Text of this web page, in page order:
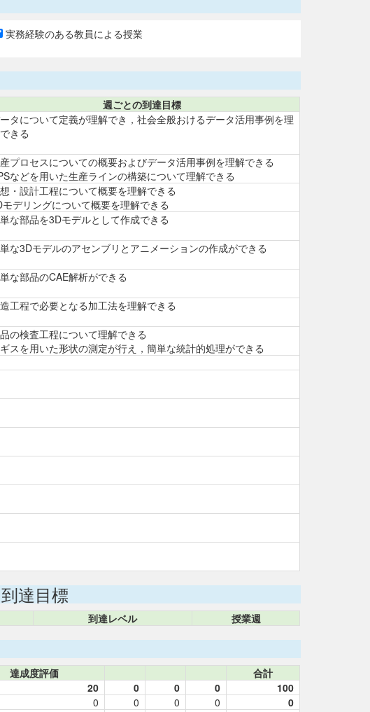
実務経験のある教員による授業
週ごとの到達目標
タについて定義が理解でき，社会全般おけるデータ活用事例を理
きる
プロセスについての概要およびデータ活用事例を理解できる
などを用いた生産ラインの構築について理解できる
・設計工程について概要を理解できる
モデリングについて概要を理解できる
な部品を3Dモデルとして作成できる
な3Dモデルのアセンブリとアニメーションの作成ができる
な部品のCAE解析ができる
工程で必要となる加工法を理解できる
の検査工程について理解できる
スを用いた形状の測定が行え，簡単な統計的処理ができる
達目標
到達レベル 授業週
達成度評価
合計
20 0 0 0
100
0 0 0 0
0